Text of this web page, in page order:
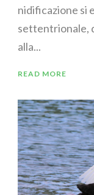
nidificazione si
settentrionale,
alla...
READ MORE